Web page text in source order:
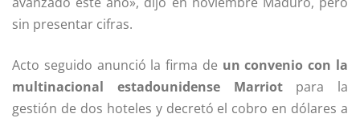
sin presentar cifras.
Acto seguido anunció la firma de un convenio con la
multinacional estadounidense Marriotpara la
gestión de dos hoteles y decretó el cobro en dólares a